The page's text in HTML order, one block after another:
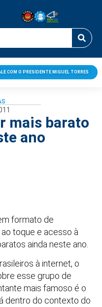
COM O PRESIDENTE MIGUEL TORRES
mais barato
ano
formato de
toque e acesso à
ainda neste ano.
à internet, o
esse grupo de
mais famoso é o
dentro do contexto do